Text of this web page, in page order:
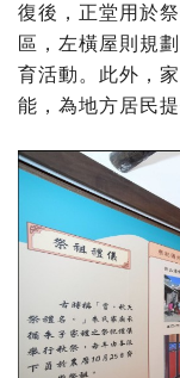
復後，正堂用於
區，左橫屋則規
育活動。此外，
能，為地方居民